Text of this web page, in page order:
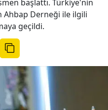
başlattı. Türkiye'nin
Derneği ile ilgili
geçildi.